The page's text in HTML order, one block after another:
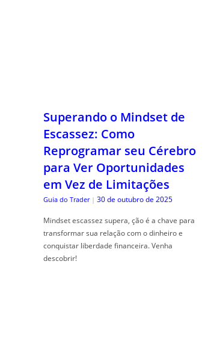
Superando o Mindset de
Escassez: Como
Reprogramar seu Cérebro
para Ver Oportunidades
em Vez de Limitações
Guia do Trader | 30 de outubro de 2025
Mindset escassez supera, ção é a chave para
transformar sua relação com o dinheiro e
conquistar liberdade financeira. Venha
descobrir!